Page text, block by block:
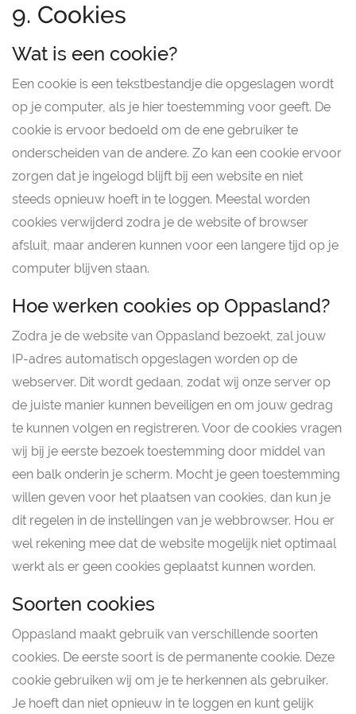
9. Cookies
Wat is een cookie?
Een cookie is een tekstbestandje die opgeslagen wordt
op je computer, als je hier toestemming voor geeft. De
cookie is ervoor bedoeld om de ene gebruiker te
onderscheiden van de andere. Zo kan een cookie ervoor
zorgen dat je ingelogd blijft bij een website en niet
steeds opnieuw hoeft in te loggen. Meestal worden
cookies verwijderd zodra je de website of browser
afsluit, maar anderen kunnen voor een langere tijd op je
computer blijven staan.
Hoe werken cookies op Oppasland?
Zodra je de website van Oppasland bezoekt, zal jouw
IP-adres automatisch opgeslagen worden op de
webserver. Dit wordt gedaan, zodat wij onze server op
de juiste manier kunnen beveiligen en om jouw gedrag
te kunnen volgen en registreren. Voor de cookies vragen
wij bij je eerste bezoek toestemming door middel van
een balk onderin je scherm. Mocht je geen toestemming
willen geven voor het plaatsen van cookies, dan kun je
dit regelen in de instellingen van je webbrowser. Hou er
wel rekening mee dat de website mogelijk niet optimaal
werkt als er geen cookies geplaatst kunnen worden.
Soorten cookies
Oppasland maakt gebruik van verschillende soorten
cookies. De eerste soort is de permanente cookie. Deze
cookie gebruiken wij om je te herkennen als gebruiker.
Je hoeft dan niet opnieuw in te loggen en kunt gelijk